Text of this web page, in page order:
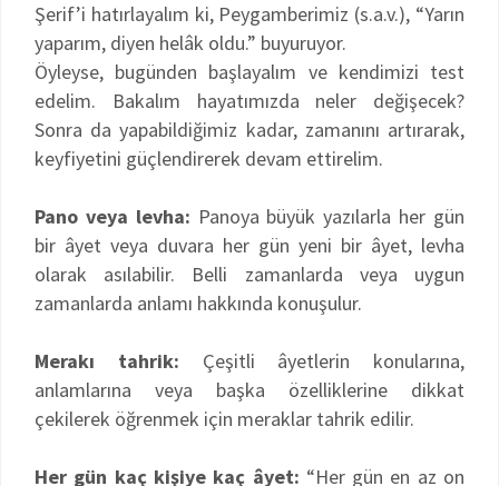
Şerif’i hatırlayalım ki, Peygamberimiz (s.a.v.), “Yarın
yaparım, diyen helâk oldu.” buyuruyor.
Öyleyse, bugünden başlayalım ve kendimizi test
edelim. Bakalım hayatımızda neler değişecek?
Sonra da yapabildiğimiz kadar, zamanını artırarak,
keyfiyetini güçlendirerek devam ettirelim.
Pano veya levha: Panoya büyük yazılarla her gün
bir âyet veya duvara her gün yeni bir âyet, levha
olarak asılabilir. Belli zamanlarda veya uygun
zamanlarda anlamı hakkında konuşulur.
Merakı tahrik: Çeşitli âyetlerin konularına,
anlamlarına veya başka özelliklerine dikkat
çekilerek öğrenmek için meraklar tahrik edilir.
Her gün kaç kişiye kaç âyet: “Her gün en az on